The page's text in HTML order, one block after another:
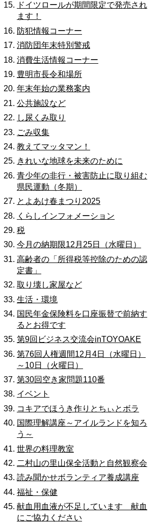
ドイツロールが期間限定で発売され
ます！
防犯情報コーナー
消防団年末特別警戒
消費生活情報コーナー
豊明市長令和場所
年末年始の業務案内
公共施設など
し尿くみ取り
ごみ収集
教えてマッタマン！
きれいな地球を未来のために
青少年の非行・被害防止に取り組む
県民運動（冬期）
とよあけ春まつり2025
くらしインフォメーション
税
今月の納期限12月25日（水曜日）
高齢者の「所得税等控除のための認
定書」
取り壊し家屋など
生活・環境
国民年金保険料を口座振替で前納す
るとお得です
第9回ビジネス交流会inTOYOAKE
第76回人権週間12月4日（水曜日）
～10日（火曜日）
第30回空き家問題110番
イベント
コキアでほうき作りとちぃとボラ
国際理解講座～アイルランドを知ろ
う～
世界の料理教室
二村山の里山保全活動と自然観察会
読み聞かせボランティア養成講座
福祉・保健
献血用血液が不足しています 献血
にご協力ください